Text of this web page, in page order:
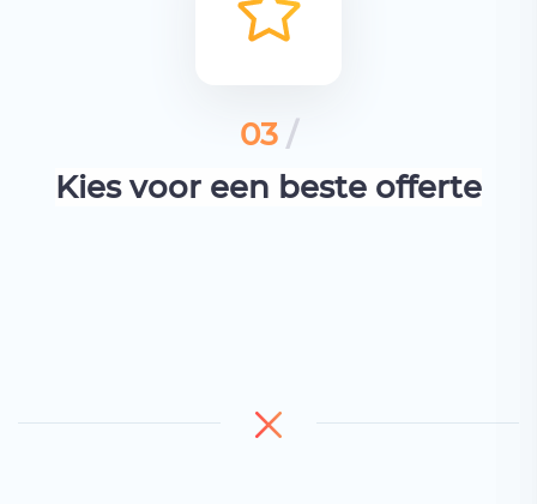
03 /
Kies voor een beste offerte